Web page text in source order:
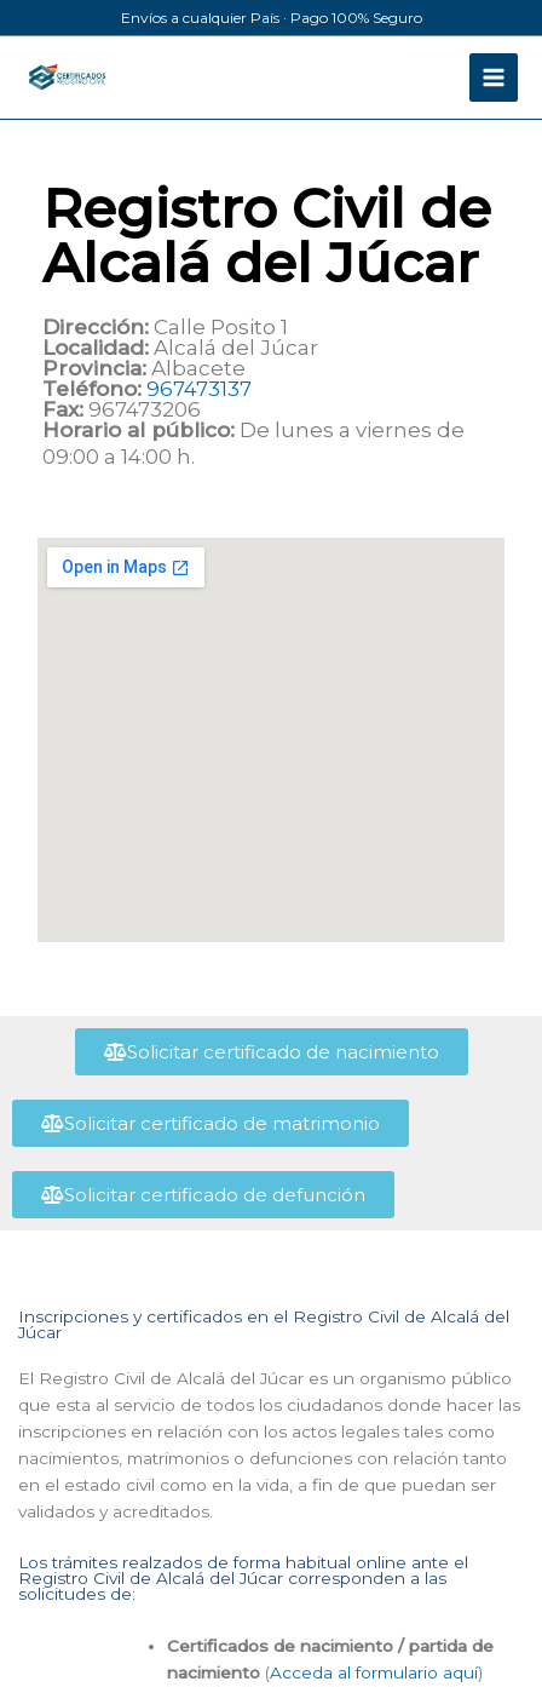
al
contenido
Envíos a cualquier País · Pago 100% Seguro
Registro Civil de
Alcalá del Júcar
Dirección: Calle Posito 1
Localidad: Alcalá del Júcar
Provincia: Albacete
Teléfono: 967473137
Fax: 967473206
Horario al público: De lunes a viernes de
09:00 a 14:00 h.
Solicitar certificado de nacimiento
Solicitar certificado de matrimonio
Solicitar certificado de defunción
Inscripciones y certificados en el Registro Civil de Alcalá del
Júcar
El Registro Civil de Alcalá del Júcar es un organismo público
que esta al servicio de todos los ciudadanos donde hacer las
inscripciones en relación con los actos legales tales como
nacimientos, matrimonios o defunciones con relación tanto
en el estado civil como en la vida, a fin de que puedan ser
validados y acreditados.
Los trámites realzados de forma habitual online ante el
Registro Civil de Alcalá del Júcar corresponden a las
solicitudes de:
Certificados de nacimiento / partida de
nacimiento (Acceda al formulario aquí)